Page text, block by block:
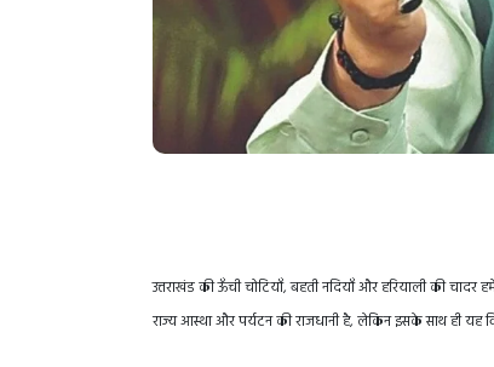
उत्तराखंड की ऊँची चोटियाँ, बहती नदियाँ और हरियाली की
राज्य आस्था और पर्यटन की राजधानी है, लेकिन इसके साथ ही